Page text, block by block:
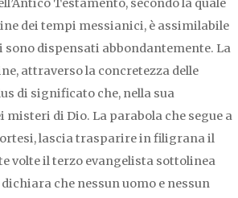
Testamento, secondo la quale
dei tempi messianici, è assimilabile
sono dispensati abbondantemente. La
attraverso la concretezza delle
di significato che, nella sua
di Dio. La parabola che segue a
lascia trasparire in filigrana il
volte il terzo evangelista sottolinea
che nessun uomo e nessun